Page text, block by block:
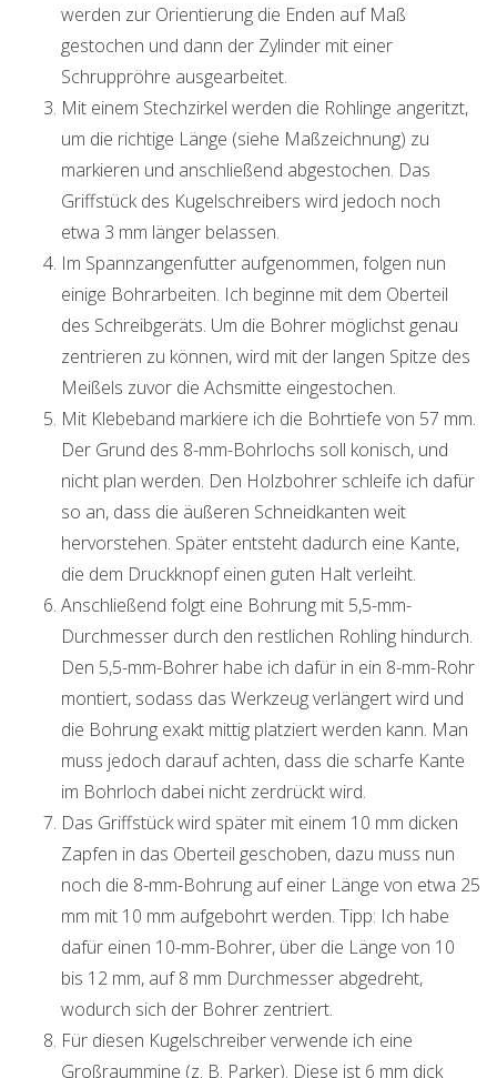
werden zur Orientierung die Enden auf Maß
gestochen und dann der Zylinder mit einer
Schruppröhre ausgearbeitet.
Mit einem Stechzirkel werden die Rohlinge angeritzt,
um die richtige Länge (siehe Maßzeichnung) zu
markieren und anschließend abgestochen. Das
Griffstück des Kugelschreibers wird jedoch noch
etwa 3 mm länger belassen.
Im Spannzangenfutter aufgenommen, folgen nun
einige Bohrarbeiten. Ich beginne mit dem Oberteil
des Schreibgeräts. Um die Bohrer möglichst genau
zentrieren zu können, wird mit der langen Spitze des
Meißels zuvor die Achsmitte eingestochen.
Mit Klebeband markiere ich die Bohrtiefe von 57 mm.
Der Grund des 8-mm-Bohrlochs soll konisch, und
nicht plan werden. Den Holzbohrer schleife ich dafür
so an, dass die äußeren Schneidkanten weit
hervorstehen. Später entsteht dadurch eine Kante,
die dem Druckknopf einen guten Halt verleiht.
Anschließend folgt eine Bohrung mit 5,5-mm-
Durchmesser durch den restlichen Rohling hindurch.
Den 5,5-mm-Bohrer habe ich dafür in ein 8-mm-Rohr
montiert, sodass das Werkzeug verlängert wird und
die Bohrung exakt mittig platziert werden kann. Man
muss jedoch darauf achten, dass die scharfe Kante
im Bohrloch dabei nicht zerdrückt wird.
Das Griffstück wird später mit einem 10 mm dicken
Zapfen in das Oberteil geschoben, dazu muss nun
noch die 8-mm-Bohrung auf einer Länge von etwa 25
mm mit 10 mm aufgebohrt werden. Tipp: Ich habe
dafür einen 10-mm-Bohrer, über die Länge von 10
bis 12 mm, auf 8 mm Durchmesser abgedreht,
wodurch sich der Bohrer zentriert.
Für diesen Kugelschreiber verwende ich eine
Großraummine (z. B. Parker). Diese ist 6 mm dick